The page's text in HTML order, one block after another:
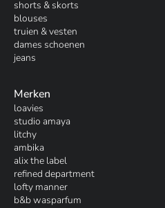
shorts & skorts
blouses
truien & vesten
dames schoenen
jeans
Merken
loavies
studio amaya
litchy
ambika
alix the label
refined department
lofty manner
b&b wasparfum